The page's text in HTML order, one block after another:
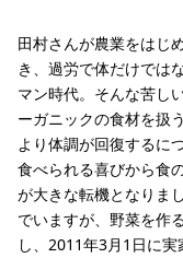
田村さんが農業をはじ
き、過労で体だけでは
マン時代。そんな苦し
ーガニックの食材を扱
より体調が回復するに
食べられる喜びから食
が大きな転機となりま
でいますが、野菜を作
し、2011年3月1日に